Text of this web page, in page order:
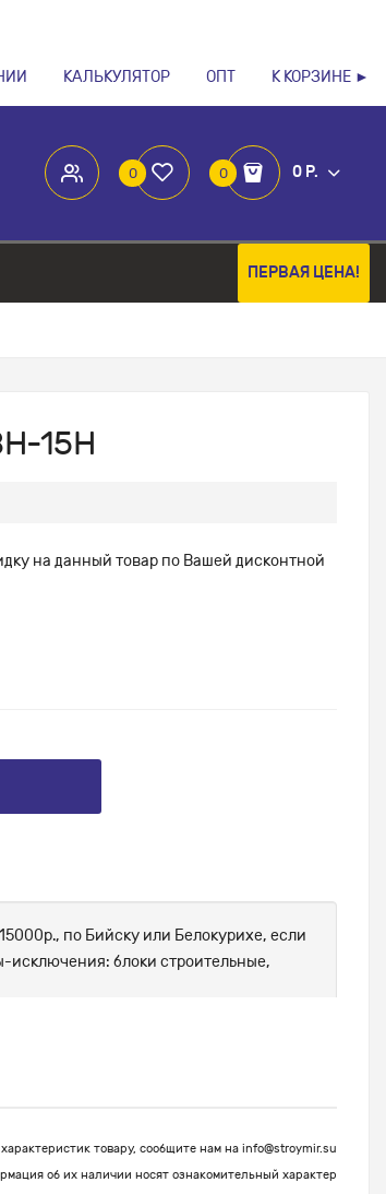
КАЛЬКУЛЯТОР ОПТ К КОРЗИНЕ ►
0 0 0 Р.
ПЕРВАЯ ЦЕНА!
15Н
на данный товар по Вашей дисконтной
по Бийску или Белокурихе, если
исключения: блоки строительные,
товару, сообщите нам на info@stroymir.su
об их наличии носят ознакомительный характер